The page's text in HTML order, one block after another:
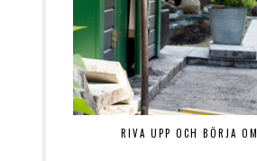
RIVA UPP OCH BÖRJA OM